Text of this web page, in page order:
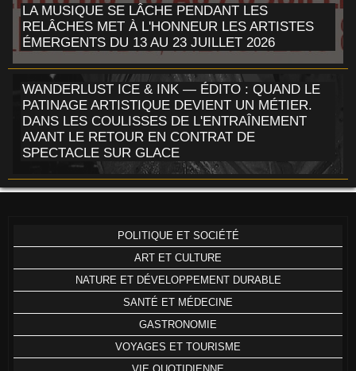
LA MUSIQUE SE LÂCHE PENDANT LES
RELÂCHES MET À L'HONNEUR LES ARTISTES
ÉMERGENTS DU 13 AU 23 JUILLET 2026
WANDERLUST ICE & INK — ÉDITO : QUAND LE
PATINAGE ARTISTIQUE DEVIENT UN MÉTIER.
DANS LES COULISSES DE L'ENTRAÎNEMENT
AVANT LE RETOUR EN CONTRAT DE
SPECTACLE SUR GLACE
POLITIQUE ET SOCIÉTÉ
ART ET CULTURE
NATURE ET DÉVELOPPEMENT DURABLE
SANTÉ ET MÉDECINE
GASTRONOMIE
VOYAGES ET TOURISME